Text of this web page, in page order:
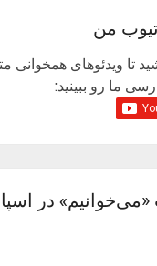
من
تا ویدئوهای همخوانی
ما رو ببینید:
در